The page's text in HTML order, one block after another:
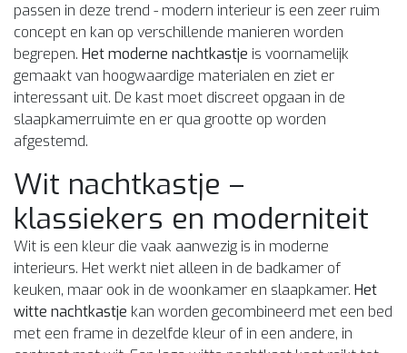
passen in deze trend - modern interieur is een zeer ruim
concept en kan op verschillende manieren worden
begrepen. Het moderne nachtkastje is voornamelijk
gemaakt van hoogwaardige materialen en ziet er
interessant uit. De kast moet discreet opgaan in de
slaapkamerruimte en er qua grootte op worden
afgestemd.
Wit nachtkastje –
klassiekers en moderniteit
Wit is een kleur die vaak aanwezig is in moderne
interieurs. Het werkt niet alleen in de badkamer of
keuken, maar ook in de woonkamer en slaapkamer. Het
witte nachtkastje kan worden gecombineerd met een bed
met een frame in dezelfde kleur of in een andere, in